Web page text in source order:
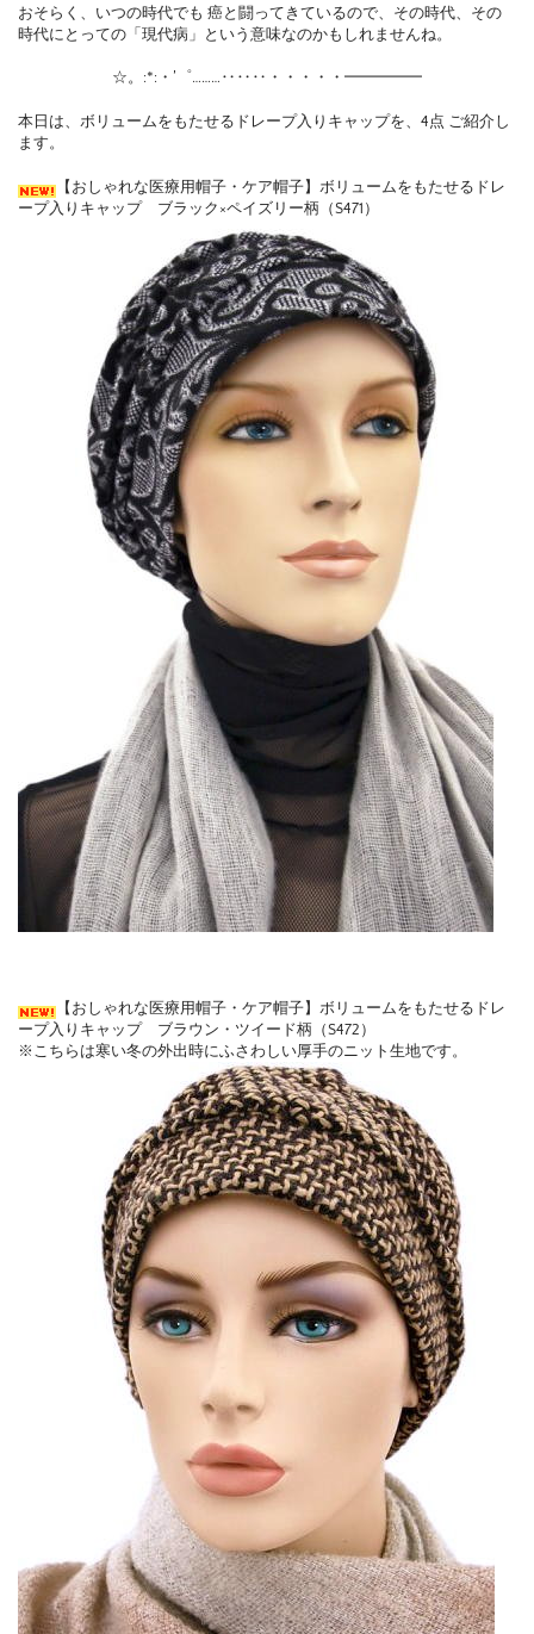
おそらく、いつの時代でも 癌と闘ってきているので、その時代、その
時代にとっての「現代病」という意味なのかもしれませんね。
☆。:*:・’゜………‥‥‥・・・・・━━━━━
本日は、ボリュームをもたせるドレープ入りキャップを、4点 ご紹介し
ます。
【おしゃれな医療用帽子・ケア帽子】ボリュームをもたせるドレ
ープ入りキャップ ブラック×ペイズリー柄（S471）
【おしゃれな医療用帽子・ケア帽子】ボリュームをもたせるドレ
ープ入りキャップ ブラウン・ツイード柄（S472）
※こちらは寒い冬の外出時にふさわしい厚手のニット生地です。